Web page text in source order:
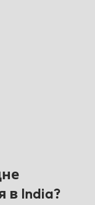
в India?